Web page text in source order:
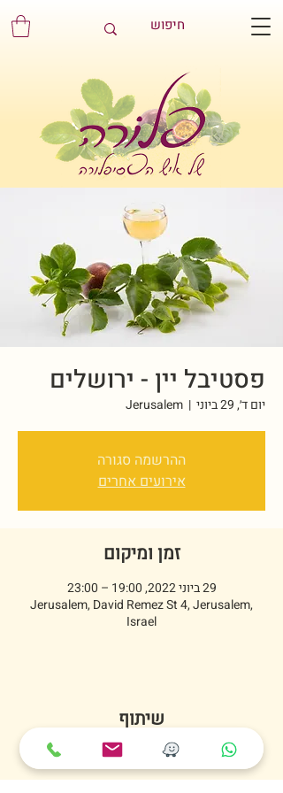
פסטיבל יין - ירושלים
יום ד׳, 29 ביוני
  |
Jerusalem
ההרשמה סגורה
אירועים אחרים
זמן ומיקום
29 ביוני 2022, 19:00 – 23:00
Jerusalem, David Remez St 4, Jerusalem,
Israel
שיתוף